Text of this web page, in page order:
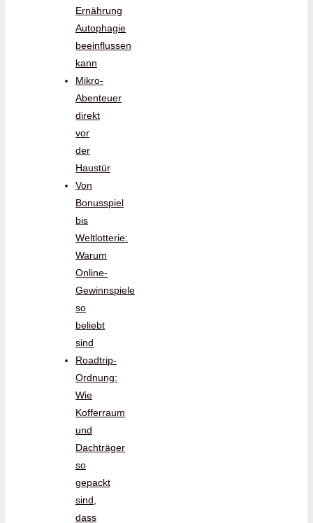
Ernährung
Autophagie
beeinflussen
kann
Mikro-
Abenteuer
direkt
vor
der
Haustür
Von
Bonusspiel
bis
Weltlotterie:
Warum
Online-
Gewinnspiele
so
beliebt
sind
Roadtrip-
Ordnung:
Wie
Kofferraum
und
Dachträger
so
gepackt
sind,
dass